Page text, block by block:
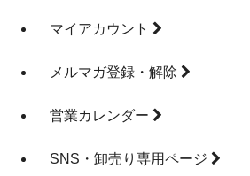
マイアカウント
メルマガ登録・解除
営業カレンダー
SNS・卸売り専用ページ